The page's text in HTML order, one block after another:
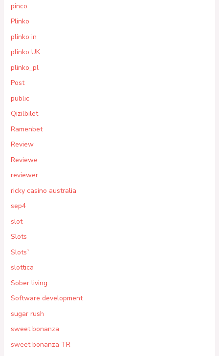
pinco
Plinko
plinko in
plinko UK
plinko_pl
Post
public
Qizilbilet
Ramenbet
Review
Reviewe
reviewer
ricky casino australia
sep4
slot
Slots
Slots`
slottica
Sober living
Software development
sugar rush
sweet bonanza
sweet bonanza TR